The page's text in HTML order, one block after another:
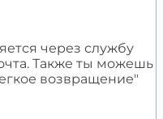
через службу
Также ты можешь
возвращение"